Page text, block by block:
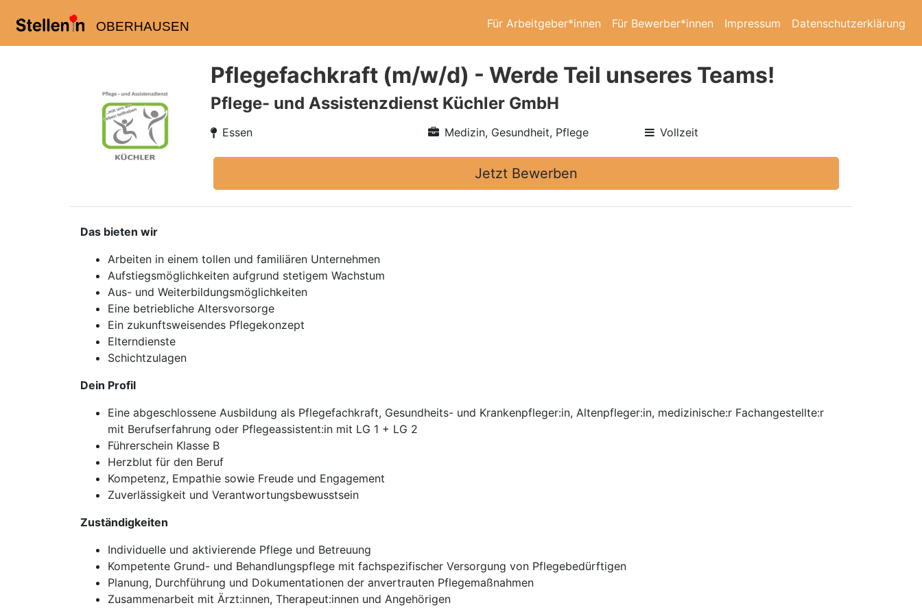
OBERHAUSEN Für Arbeitgeber*innen Für Bewerber*innen Impressum Datenschutzerklärung
Pflegefachkraft (m/w/d) - Werde Teil unseres Teams!
Pflege- und Assistenzdienst Küchler GmbH
Essen Medizin, Gesundheit, Pflege Vollzeit
Jetzt Bewerben
Das bieten wir
Arbeiten in einem tollen und familiären Unternehmen
Aufstiegsmöglichkeiten aufgrund stetigem Wachstum
Aus- und Weiterbildungsmöglichkeiten
Eine betriebliche Altersvorsorge
Ein zukunftsweisendes Pflegekonzept
Elterndienste
Schichtzulagen
Dein Profil
Eine abgeschlossene Ausbildung als Pflegefachkraft, Gesundheits- und Krankenpfleger:in, Altenpfleger:in, medizinische:r Fachangestellte:r
mit Berufserfahrung oder Pflegeassistent:in mit LG 1 + LG 2
Führerschein Klasse B
Herzblut für den Beruf
Kompetenz, Empathie sowie Freude und Engagement
Zuverlässigkeit und Verantwortungsbewusstsein
Zuständigkeiten
Individuelle und aktivierende Pflege und Betreuung
Kompetente Grund- und Behandlungspflege mit fachspezifischer Versorgung von Pflegebedürftigen
Planung, Durchführung und Dokumentationen der anvertrauten Pflegemaßnahmen
Zusammenarbeit mit Ärzt:innen, Therapeut:innen und Angehörigen